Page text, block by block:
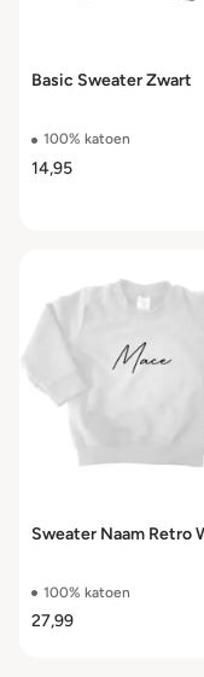
Basic Sweater Zwart
100% katoen
14,95
Sweater Naam Retro
100% katoen
27,99